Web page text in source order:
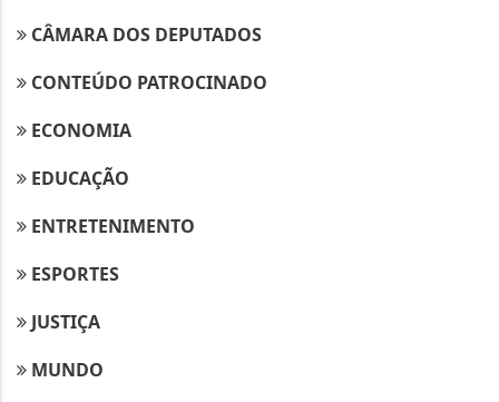
CÂMARA DOS DEPUTADOS
CONTEÚDO PATROCINADO
ECONOMIA
EDUCAÇÃO
ENTRETENIMENTO
ESPORTES
JUSTIÇA
MUNDO